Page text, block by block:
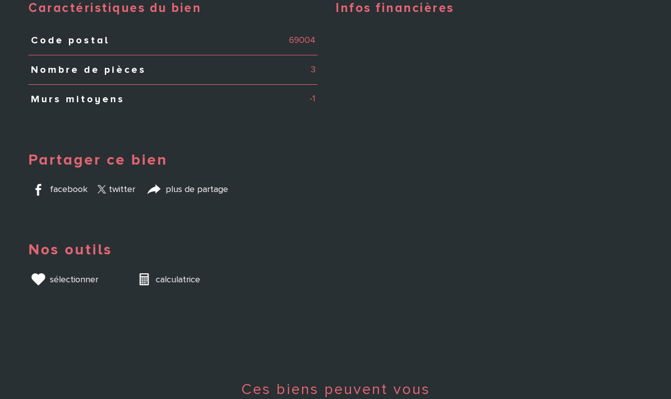
Caractéristiques du bien
Caractéristiques Valeurs
Code postal 69004
Nombre de pièces 3
Murs mitoyens -1
Infos financières
Partager ce bien
facebook twitter plus de partage
Nos outils
sélectionner calculatrice
Ces biens peuvent vous